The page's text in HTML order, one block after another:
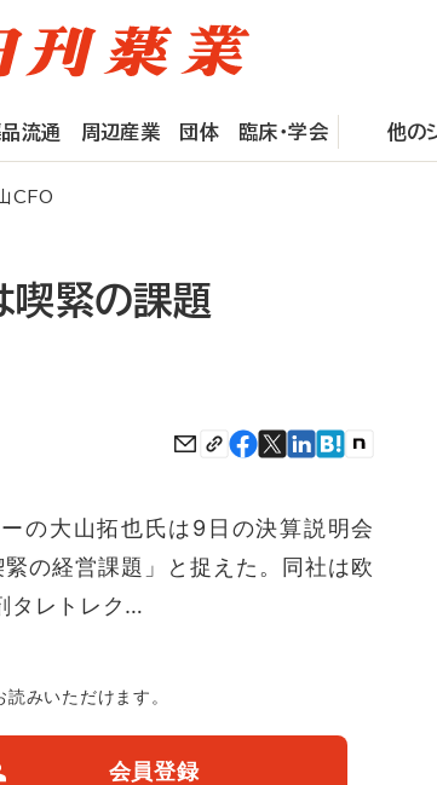
流通 周辺産業 団体 臨床・学会 他の
CFO
喫緊の課題
の大山拓也氏は9日の決算説明会
の経営課題」と捉えた。同社は欧
タレトレク…
みいただけます。
会員登録